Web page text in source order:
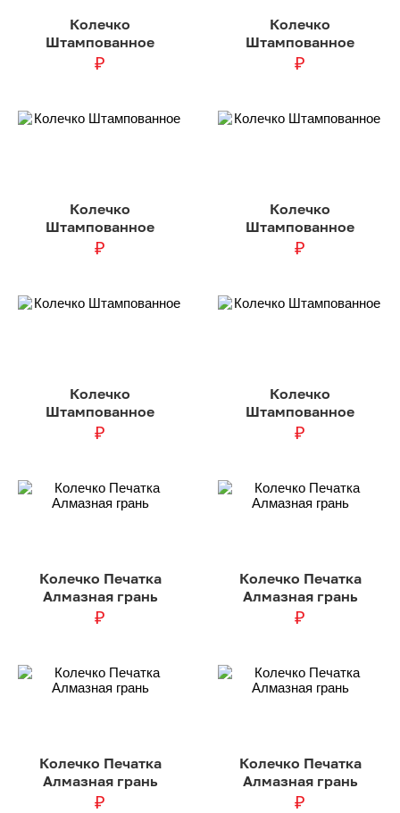
Колечко
Штампованное
₽
Колечко
Штампованное
₽
Колечко
Штампованное
₽
Колечко
Штампованное
₽
Колечко
Штампованное
₽
Колечко
Штампованное
₽
Колечко Печатка
Алмазная грань
₽
Колечко Печатка
Алмазная грань
₽
Колечко Печатка
Алмазная грань
₽
Колечко Печатка
Алмазная грань
₽